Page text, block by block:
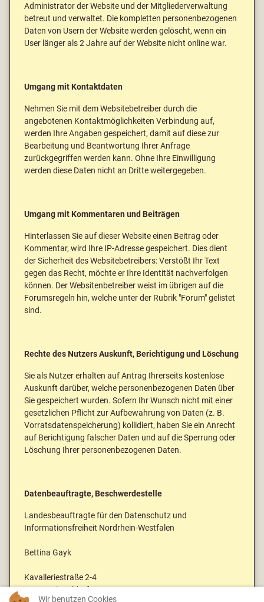
Administrator der Website und der Mitgliederverwaltung
betreut und verwaltet. Die kompletten personenbezogenen
Daten von Usern der Website werden gelöscht, wenn ein
User länger als 2 Jahre auf der Website nicht online war.
Umgang mit Kontaktdaten
Nehmen Sie mit dem Websitebetreiber durch die
angebotenen Kontaktmöglichkeiten Verbindung auf,
werden Ihre Angaben gespeichert, damit auf diese zur
Bearbeitung und Beantwortung Ihrer Anfrage
zurückgegriffen werden kann. Ohne Ihre Einwilligung
werden diese Daten nicht an Dritte weitergegeben.
Umgang mit Kommentaren und Beiträgen
Hinterlassen Sie auf dieser Website einen Beitrag oder
Kommentar, wird Ihre IP-Adresse gespeichert. Dies dient
der Sicherheit des Websitebetreibers: Verstößt Ihr Text
gegen das Recht, möchte er Ihre Identität nachverfolgen
können. Der Websitenbetreiber weist im übrigen auf die
Forumsregeln hin, welche unter der Rubrik "Forum" gelistet
sind.
Rechte des Nutzers Auskunft, Berichtigung und Löschung
Sie als Nutzer erhalten auf Antrag Ihrerseits kostenlose
Auskunft darüber, welche personenbezogenen Daten über
Sie gespeichert wurden. Sofern Ihr Wunsch nicht mit einer
gesetzlichen Pflicht zur Aufbewahrung von Daten (z. B.
Vorratsdatenspeicherung) kollidiert, haben Sie ein Anrecht
auf Berichtigung falscher Daten und auf die Sperrung oder
Löschung Ihrer personenbezogenen Daten.
Datenbeauftragte, Beschwerdestelle
Landesbeauftragte für den Datenschutz und
Informationsfreiheit Nordrhein-Westfalen
Bettina Gayk
Kavalleriestraße 2-4
40213 Düsseldorf
Wir benutzen Cookies